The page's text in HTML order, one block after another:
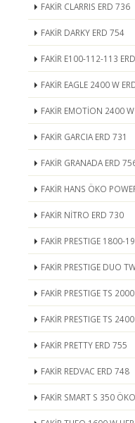
FAKİR CLARRIS ERD 736
FAKİR DARKY ERD 754
FAKİR E100-112-113
FAKİR EAGLE 2400 W
FAKİR EMOTİON 2400
FAKİR GARCIA ERD 731
FAKİR GRANADA ERD
FAKİR HANS ÖKO
FAKİR NİTRO ERD 730
FAKİR PRESTIGE 1800-
FAKİR PRESTIGE DUO
FAKİR PRESTIGE TS
FAKİR PRESTIGE TS
FAKİR PRETTY ERD 755
FAKİR REDVAC ERD 748
FAKİR SMART S 350